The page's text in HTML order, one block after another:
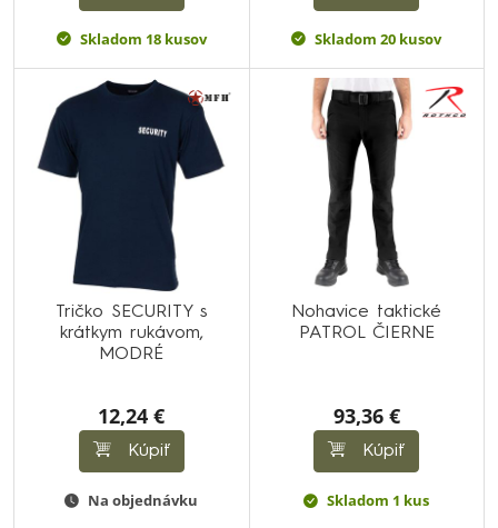
Skladom 18 kusov Skladom 20 kusov
Tričko SECURITY s
krátkym rukávom,
MODRÉ
12,24 €
Kúpiť
Na objednávku
Nohavice taktické
PATROL ČIERNE
93,36 €
Kúpiť
Skladom 1 kus